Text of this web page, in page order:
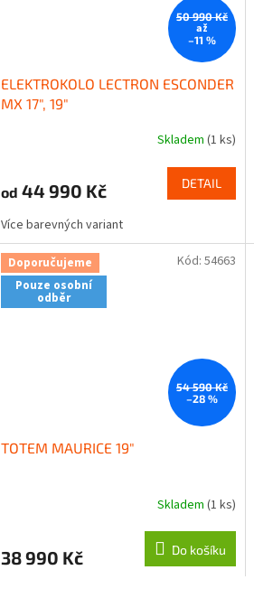
50 990 Kč
až
–11 %
ELEKTROKOLO LECTRON ESCONDER
MX 17", 19"
Skladem (1 ks)
od 44 990 Kč DETAIL
Více barevných variant
Doporučujeme
Pouze osobní
odběr
54 590 Kč
–28 %
TOTEM MAURICE 19"
Skladem (1 ks)
38 990 Kč Do košíku
Kód: 54663